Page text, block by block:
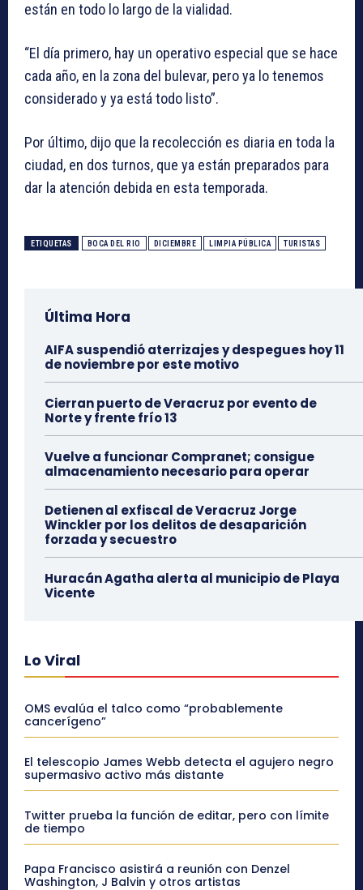
están en todo lo largo de la vialidad.
“El día primero, hay un operativo especial que se hace
cada año, en la zona del bulevar, pero ya lo tenemos
considerado y ya está todo listo”.
Por último, dijo que la recolección es diaria en toda la
ciudad, en dos turnos, que ya están preparados para
dar la atención debida en esta temporada.
ETIQUETAS BOCA DEL RIO DICIEMBRE LIMPIA PÚBLICA TURISTAS
Última Hora
AIFA suspendió aterrizajes y despegues hoy 11
de noviembre por este motivo
Cierran puerto de Veracruz por evento de
Norte y frente frío 13
Vuelve a funcionar Compranet; consigue
almacenamiento necesario para operar
Detienen al exfiscal de Veracruz Jorge
Winckler por los delitos de desaparición
forzada y secuestro
Huracán Agatha alerta al municipio de Playa
Vicente
Lo Viral
OMS evalúa el talco como “probablemente
cancerígeno”
El telescopio James Webb detecta el agujero negro
supermasivo activo más distante
Twitter prueba la función de editar, pero con límite
de tiempo
Papa Francisco asistirá a reunión con Denzel
Washington, J Balvin y otros artistas